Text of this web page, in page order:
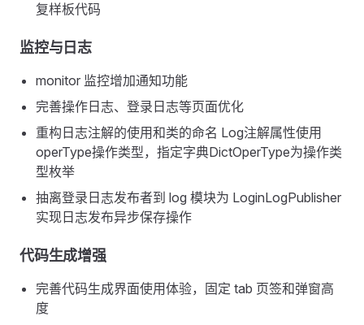
复样板代码
监控与日志
monitor 监控增加通知功能
完善操作日志、登录日志等页面优化
重构日志注解的使用和类的命名 Log注解属性使用
operType操作类型，指定字典DictOperType为操作类
型枚举
抽离登录日志发布者到 log 模块为 LoginLogPublisher
实现日志发布异步保存操作
代码生成增强
完善代码生成界面使用体验，固定 tab 页签和弹窗高
度